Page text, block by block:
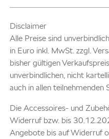
Disclaimer
Alle Preise sind
in Euro inkl. MwSt. zzgl.
bisher gültigen
unverbindlichen, nicht
auch in allen teilnehmenden
Die Accessoires- und
Widerruf bzw. bis
Angebote bis auf Widerruf